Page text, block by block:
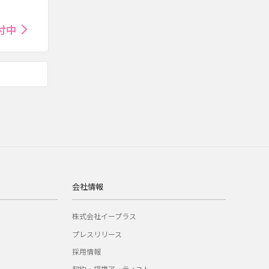
中
会社情報
株式会社イープラス
プレスリリース
採用情報